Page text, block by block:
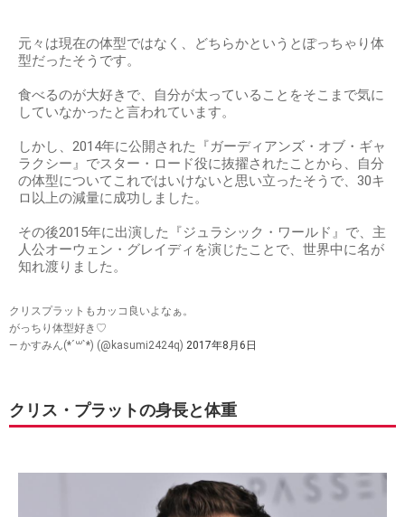
元々は現在の体型ではなく、どちらかというとぽっちゃり体
型だったそうです。
食べるのが大好きで、自分が太っていることをそこまで気に
していなかったと言われています。
しかし、2014年に公開された『ガーディアンズ・オブ・ギャ
ラクシー』でスター・ロード役に抜擢されたことから、自分
の体型についてこれではいけないと思い立ったそうで、30キ
ロ以上の減量に成功しました。
その後2015年に出演した『ジュラシック・ワールド』で、主
人公オーウェン・グレイディを演じたことで、世界中に名が
知れ渡りました。
クリスプラットもカッコ良いよなぁ。
がっちり体型好き♡
— かすみん(*´꒳`*) (@kasumi2424q) 2017年8月6日
クリス・プラットの身長と体重